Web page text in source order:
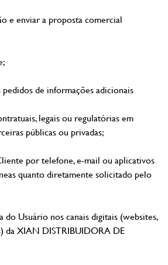
e enviar a proposta comercial
de informações adicionais
legais ou regulatórias em
públicas ou privadas;
por telefone, e-mail ou aplicativos
quanto diretamente solicitado pelo
Usuário nos canais digitais (websites,
da XIAN DISTRIBUIDORA DE